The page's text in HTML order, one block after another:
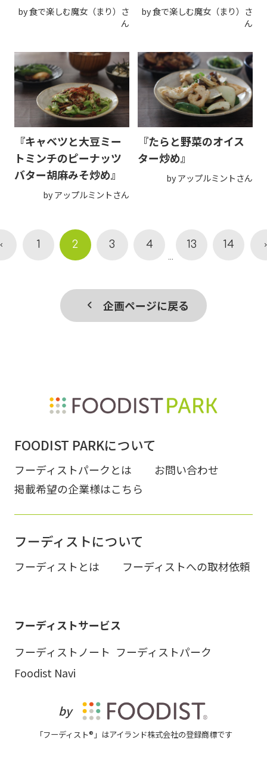
by 食で楽しむ魔女（まり）さ
ん
by 食で楽しむ魔女（まり）さ
ん
『キャベツと大豆ミー
トミンチのピーナッツ
バター胡麻みそ炒め』
by アップルミントさん
『たらと野菜のオイス
ター炒め』
by アップルミントさん
1 2 3 4
...
13 14
企画ページに戻る
FOODIST PARKについて
フーディストパークとは
お問い合わせ
掲載希望の企業様はこちら
フーディストについて
フーディストとは フーディストへの取材依頼
フーディストサービス
フーディストノート フーディストパーク
Foodist Navi
by
「フーディスト®」はアイランド株式会社の登録商標です